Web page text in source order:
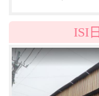
ISI